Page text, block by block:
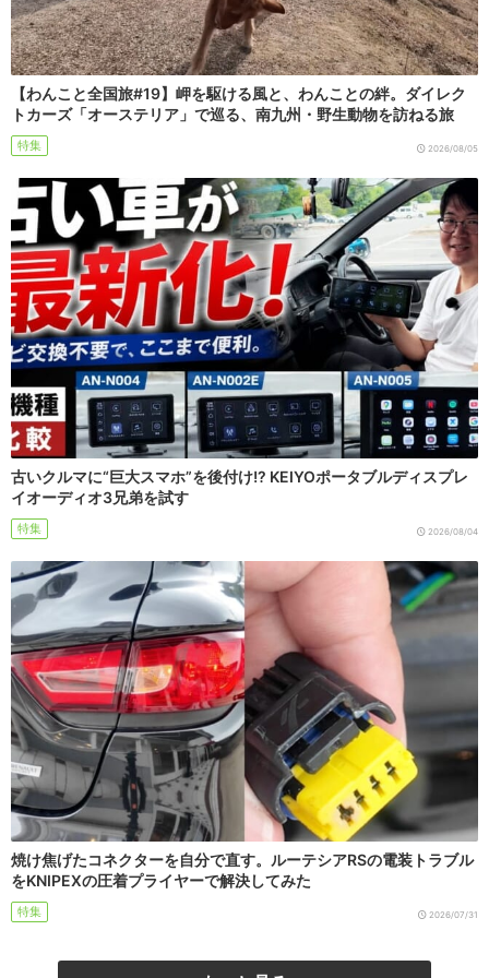
【わんこと全国旅#19】岬を駆ける風と、わんことの絆。ダイレク
トカーズ「オーステリア」で巡る、南九州・野生動物を訪ねる旅
特集 2026/08/05
古いクルマに“巨大スマホ”を後付け!? KEIYOポータブルディスプレ
イオーディオ3兄弟を試す
特集 2026/08/04
焼け焦げたコネクターを自分で直す。ルーテシアRSの電装トラブル
をKNIPEXの圧着プライヤーで解決してみた
特集 2026/07/31